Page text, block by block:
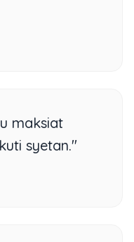
maksiat
syetan."